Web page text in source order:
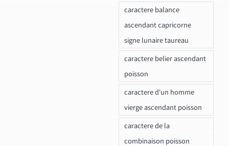
caractere balance
ascendant capricorne
signe lunaire taureau
caractere belier ascendant
poisson
caractere d'un homme
vierge ascendant poisson
caractere de la
combinaison poisson